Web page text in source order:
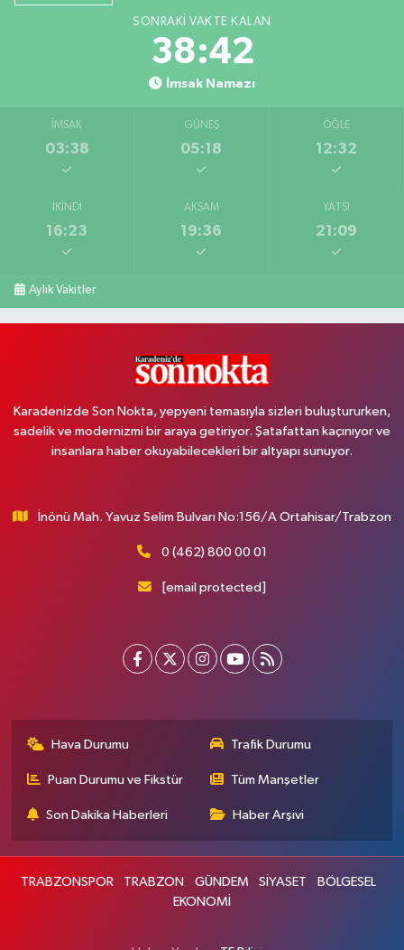
SONRAKI VAKTE KALAN
38:41
İmsak Namazı
İMSAK
03:38
GÜNEŞ
05:18
ÖĞLE
12:32
İKINDI
16:23
AKŞAM
19:36
YATSI
21:09
Aylık Vakitler
Karadenizde Son Nokta, yepyeni temasıyla sizleri buluştururken,
sadelik ve modernizmi bir araya getiriyor. Şatafattan kaçınıyor ve
insanlara haber okuyabilecekleri bir altyapı sunuyor.
İnönü Mah. Yavuz Selim Bulvarı No:156/A Ortahisar/Trabzon
0 (462) 800 00 01
[email protected]
Hava Durumu Trafik Durumu
Puan Durumu ve Fikstür Tüm Manşetler
Son Dakika Haberleri Haber Arşivi
TRABZONSPOR TRABZON GÜNDEM SİYASET
BÖLGESEL
EKONOMİ